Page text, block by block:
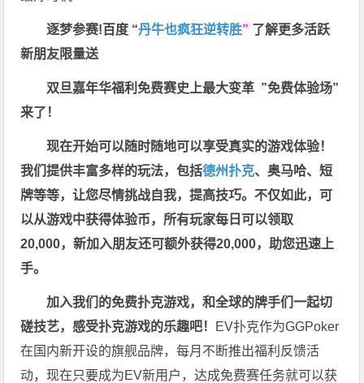
逐梦参赛!百度 “丹牛也疯狂逆转胜” 了解更多活跃
新朋友限量送
双旦嘉年华福利免费赛史上最大变革 ”免费体验场”
来了！
现在开始可以随时随地可以享受真实的游戏体验！
我们提供丰富多样的玩法，包括德州扑克、奥马哈、短
牌等等，让您尽情挑战自我，提高技巧。不仅如此， 可
以从游戏中获得体验币，所有玩家每日可以领取
20,000，新加入朋友还可额外获得20,000，助您迅速上
手。
加入我们的免费扑克游戏，和全球的牌手们一起切
磋技艺，感受扑克游戏的乐趣吧！ EV扑克作为GGPoker
在国内新开设的旗舰品牌，每月不断推出福利反馈活
动，现在只要成为EV新用户，达成免费赛任务就可以获